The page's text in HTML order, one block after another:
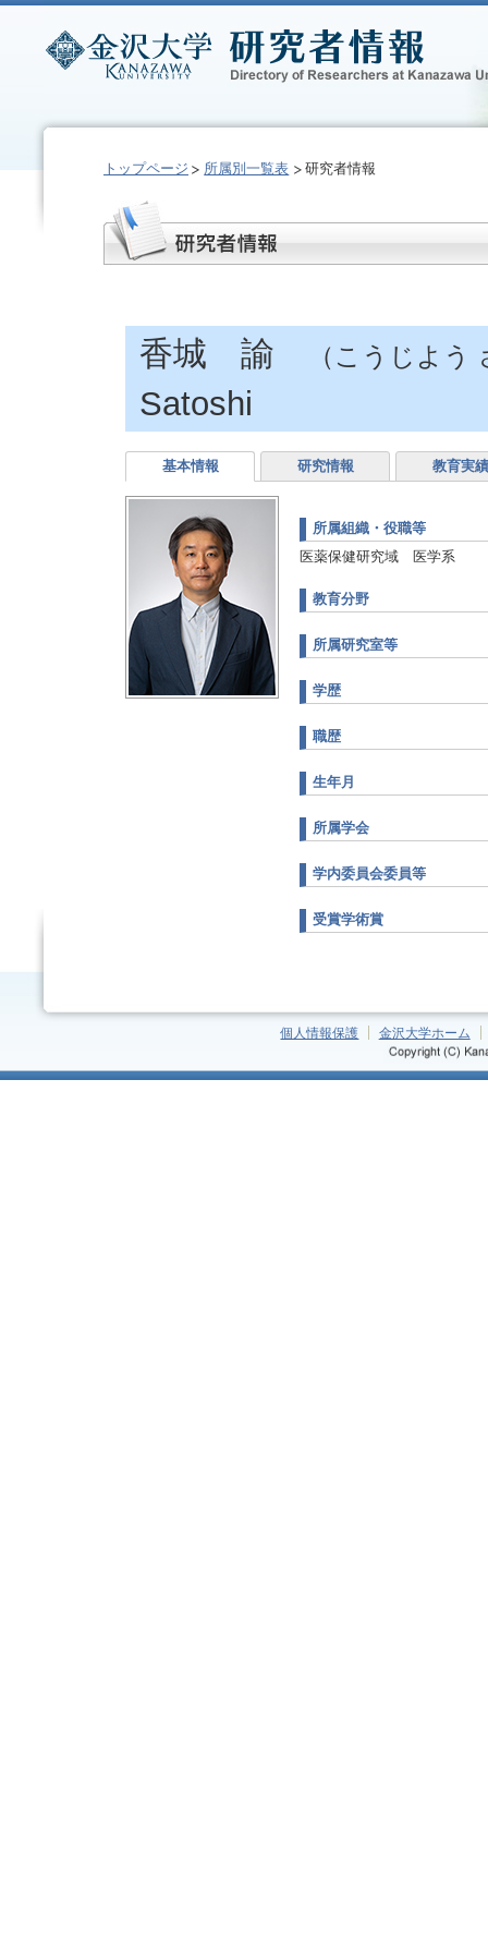
トップページ 所属別一覧表 研究者情報
香城 諭 （こうじよう
Satoshi
基本情報 研究情報 教育実績
所属組織・役職等
医薬保健研究域 医学系
教育分野
所属研究室等
学歴
職歴
生年月
所属学会
学内委員会委員等
受賞学術賞
個人情報保護 金沢大学ホーム